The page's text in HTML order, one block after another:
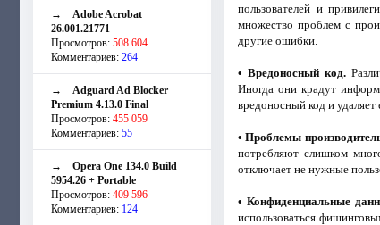
→ Adobe Acrobat
26.001.21771
Просмотров: 508 604
Комментариев: 264
→ Adguard Ad Blocker
Premium 4.13.0 Final
Просмотров: 455 059
Комментариев: 55
→ Opera One 134.0 Build
5954.26 + Portable
Просмотров: 409 596
Комментариев: 124
пользователей и
множество проблем с
другие ошибки.
• Вредоносный код.
Иногда они крадут
вредоносный код и удаляет
• Проблемы
потребляют слишком
отключает не нужные
• Конфиденциальные
использоваться